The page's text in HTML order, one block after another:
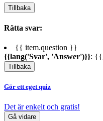
Tillbaka
Rätta svar:
{{ item.question }}
{{lang('Svar', 'Answer')}}:
Tillbaka
Gör ett eget quiz
Det är enkelt och gratis!
Gå vidare